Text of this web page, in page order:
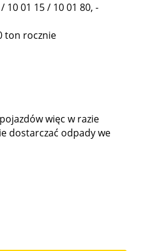
10 01 15 / 10 01 80, -
ton rocznie
więc w razie
dostarczać odpady we